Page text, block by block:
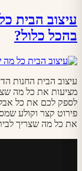
עיצוב הבית
בהכל כלול?
עיצוב הבית החנות
מציעות את כל מה
לספק לכם את כל
פירוט קצר וקולע
את כל מה שצריך